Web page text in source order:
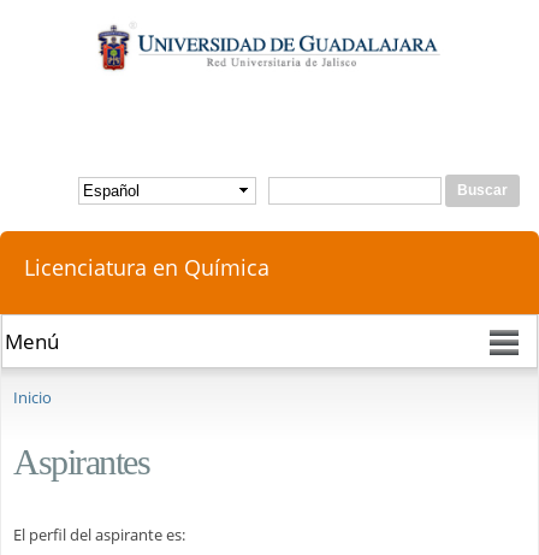
contenido
principal
Formulario de búsqueda
Buscar
Licenciatura en Química
Inicio
Aspirantes
El perfil del aspirante es: